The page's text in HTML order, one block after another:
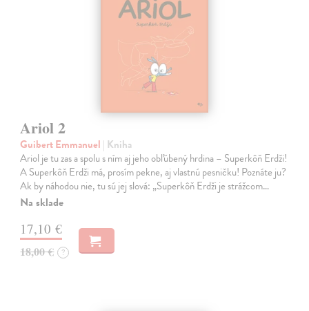
Ariol 2
Guibert Emmanuel | Kniha
Ariol je tu zas a spolu s ním aj jeho obľúbený hrdina – Superkôň Erdži!
A Superkôň Erdži má, prosím pekne, aj vlastnú pesničku! Poznáte ju?
Ak by náhodou nie, tu sú jej slová: „Superkôň Erdži je strážcom…
Na sklade
17,10 €
18,00 € ?